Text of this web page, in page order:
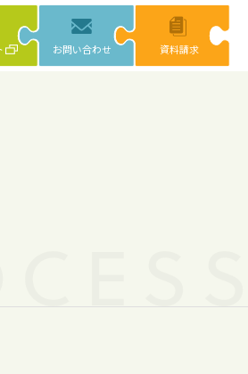
お問い合わせ 資料請求